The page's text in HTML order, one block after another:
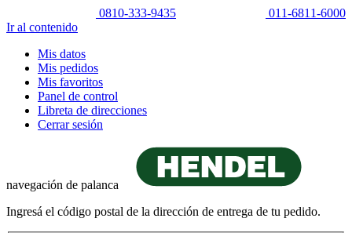
0810-333-9435
011-6811-6000
Ir al contenido
Mis datos
Mis pedidos
Mis favoritos
Panel de control
Libreta de direcciones
Cerrar sesión
navegación de palanca
Ingresá el código postal de la dirección de entrega de tu pedido.